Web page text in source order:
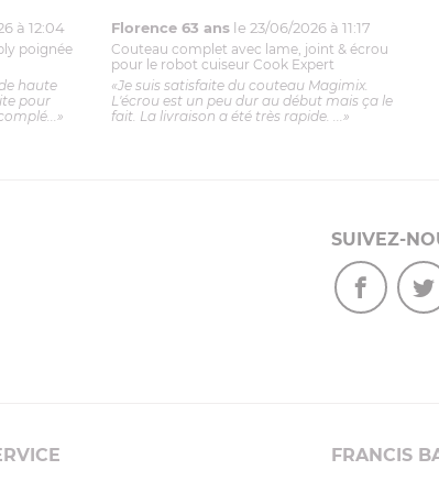
à 12:04
poignée
haute
pour
Florence 63 ans le 23/06/2026 à 11:17
Couteau complet avec lame, joint & écrou
pour le robot cuiseur Cook Expert
«Je suis satisfaite du couteau Magimix.
L'écrou est un peu dur au début mais ça le
fait. La livraison a été très rapide. ...»
SUIVEZ-
FRANCIS